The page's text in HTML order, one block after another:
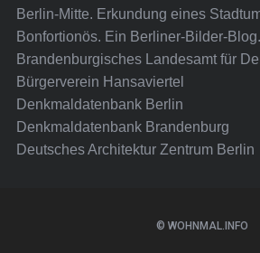
Berlin-Mitte. Erkundung eines
Bonfortionös. Ein Berliner-Bilder-Blog.
Brandenburgisches Landesamt für
Bürgerverein Hansaviertel
Denkmaldatenbank Berlin
Denkmaldatenbank Brandenburg
Deutsches Architektur Zentrum Berlin
© WOHNMAL.INFO